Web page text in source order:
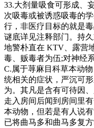
33.大剂量吸食可形成、
次吸毒或被诱惑吸毒的
行，非医疗目标的就是
谜底详见注释部门。持
地警朴直在 KTV、露营
毒、贩毒者为伍;对神经
C.属于荨麻目科草本动
统相关的症状，严沉可
为。其凡是含有可待因
走入房间后闻到房间里
本动物，但若是有人说
已将曲马多和曲马多复